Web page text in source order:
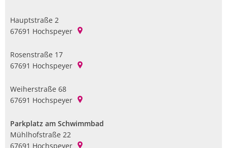
Hauptstraße 2
67691 Hochspeyer
Rosenstraße 17
67691 Hochspeyer
Weiherstraße 68
67691 Hochspeyer
Parkplatz am Schwimmbad
Mühlhofstraße 22
67691 Hochspeyer